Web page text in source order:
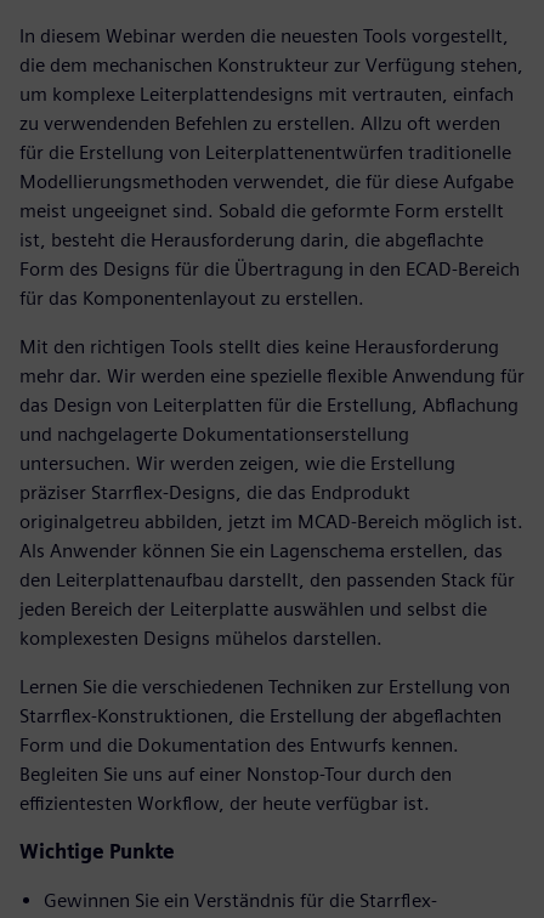
In diesem Webinar werden die neuesten Tools vorgestellt,
die dem mechanischen Konstrukteur zur Verfügung stehen,
um komplexe Leiterplattendesigns mit vertrauten, einfach
zu verwendenden Befehlen zu erstellen. Allzu oft werden
für die Erstellung von Leiterplattenentwürfen traditionelle
Modellierungsmethoden verwendet, die für diese Aufgabe
meist ungeeignet sind. Sobald die geformte Form erstellt
ist, besteht die Herausforderung darin, die abgeflachte
Form des Designs für die Übertragung in den ECAD-Bereich
für das Komponentenlayout zu erstellen.
Mit den richtigen Tools stellt dies keine Herausforderung
mehr dar. Wir werden eine spezielle flexible Anwendung für
das Design von Leiterplatten für die Erstellung, Abflachung
und nachgelagerte Dokumentationserstellung
untersuchen. Wir werden zeigen, wie die Erstellung
präziser Starrflex-Designs, die das Endprodukt
originalgetreu abbilden, jetzt im MCAD-Bereich möglich ist.
Als Anwender können Sie ein Lagenschema erstellen, das
den Leiterplattenaufbau darstellt, den passenden Stack für
jeden Bereich der Leiterplatte auswählen und selbst die
komplexesten Designs mühelos darstellen.
Lernen Sie die verschiedenen Techniken zur Erstellung von
Starrflex-Konstruktionen, die Erstellung der abgeflachten
Form und die Dokumentation des Entwurfs kennen.
Begleiten Sie uns auf einer Nonstop-Tour durch den
effizientesten Workflow, der heute verfügbar ist.
Wichtige Punkte
Gewinnen Sie ein Verständnis für die Starrflex-